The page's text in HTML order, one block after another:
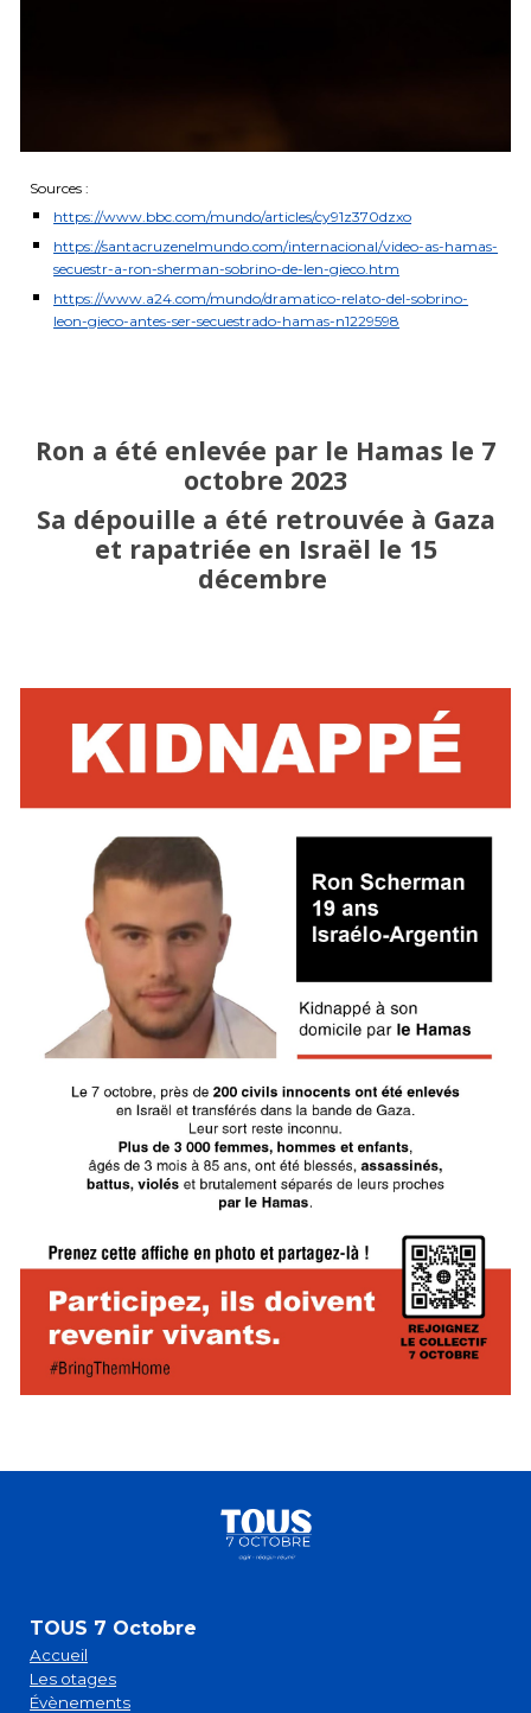
Sources :
https://www.bbc.com/mundo/articles/cy91z370dzxo
https://santacruzenelmundo.com/internacional/video-as-hamas-
secuestr-a-ron-sherman-sobrino-de-len-gieco.htm
https://www.a24.com/mundo/dramatico-relato-del-sobrino-
leon-gieco-antes-ser-secuestrado-hamas-n1229598
Ron a été enlevée par le Hamas le 7
octobre 2023
Sa dépouille a été retrouvée à Gaza
et rapatriée en Israël le 15
décembre
TOUS 7 Octobre
Accueil
Les otages
Évènements